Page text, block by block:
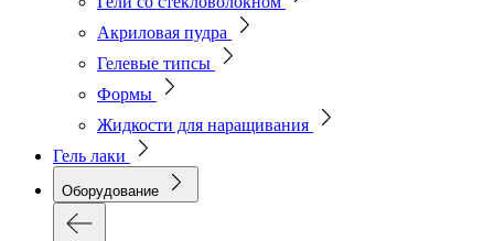
Акриловая пудра
Гелевые типсы
Формы
Жидкости для наращивания
Гель лаки
Оборудование